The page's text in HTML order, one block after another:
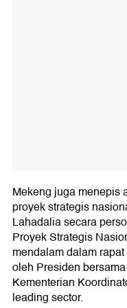
Mekeng juga menepis
proyek strategis
Lahadalia secara
Proyek Strategis
mendalam dalam
oleh Presiden
Kementerian
leading sector.